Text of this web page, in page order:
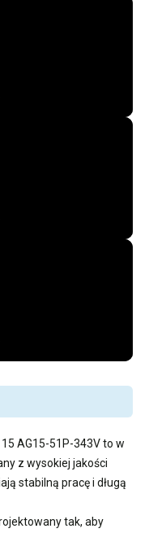
AG15-51P-343Vto w
z wysokiej jakości
stabilną pracę i długą
tak, aby